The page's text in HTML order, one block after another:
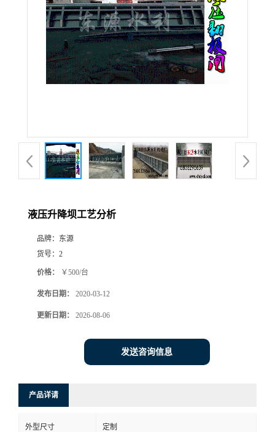
液压升降坝工艺分析
品牌： 东源
货号： 2
价格： ￥500/台
发布日期： 2020-03-12
更新日期： 2026-08-06
发送咨询信息
产品详请
外型尺寸 定制